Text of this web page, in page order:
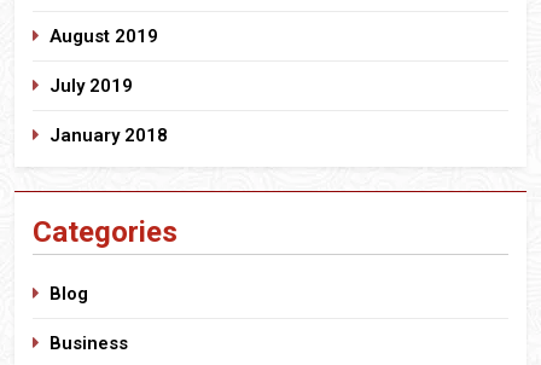
August 2019
July 2019
January 2018
Categories
Blog
Business